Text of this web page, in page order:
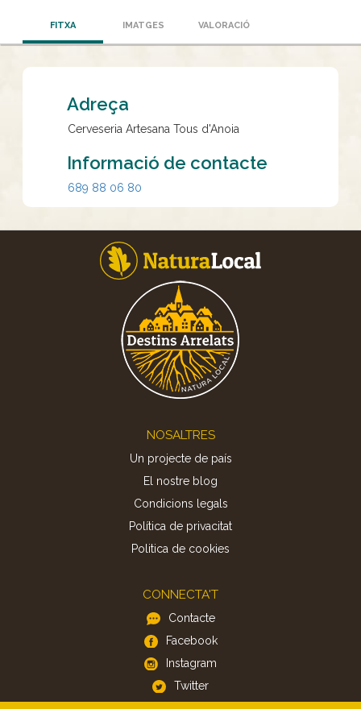
FITXA IMATGES VALORACIÓ
Adreça
Cerveseria Artesana Tous d'Anoia
Informació de contacte
689 88 06 80
NOSALTRES
Un projecte de país
El nostre blog
Condicions legals
Política de privacitat
Politica de cookies
CONNECTA'T
Contacte
Facebook
Instagram
Twitter